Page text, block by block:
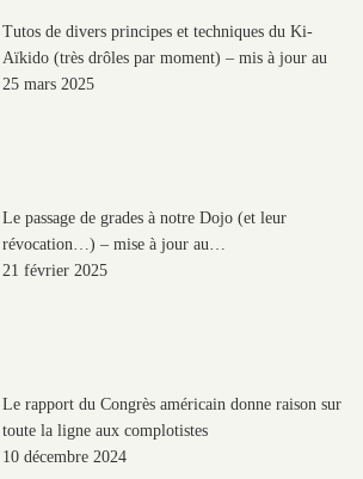
Tutos de divers principes et techniques du Ki-
Aïkido (très drôles par moment) – mis à jour au
25 mars 2025
Le passage de grades à notre Dojo (et leur
révocation…) – mise à jour au…
21 février 2025
Le rapport du Congrès américain donne raison sur
toute la ligne aux complotistes
10 décembre 2024